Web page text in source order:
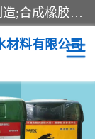
经营范围包括防水嵌缝密封条（带）制造;合成橡胶制造（监控化学品、危险化学品除外）;沥青混合物制造;防水胶粘带制造;其他合成材料制造（监控化学品、危险化学品除外）;涂料制造（监控化学品、危险化学品除外）;建筑结构防水补漏;防水建筑材料制造;粘合剂制造（监控化学品、危险化学品除外）;涂料零售;广州新力防水材料有限公司具有1处分支机构。
材料有限公司
水